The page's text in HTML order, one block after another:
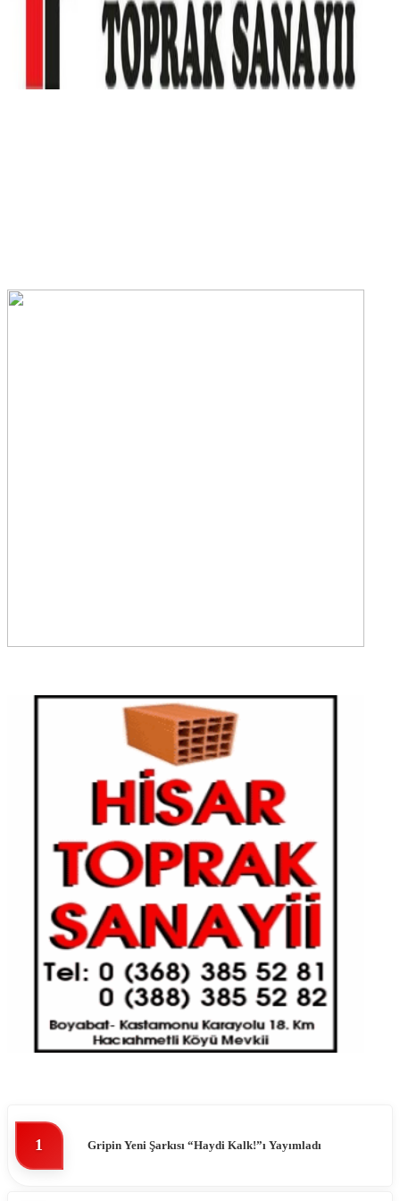
1 Gripin Yeni Şarkısı “Haydi Kalk!”ı Yayımladı